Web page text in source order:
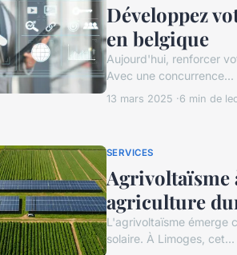
Développez
en belgique
Aujourd'hui, renforcer
Avec une concurrence...
13 mars 2025 6 min de
SERVICES
Agrivoltaïsme
agriculture
L'agrivoltaïsme émerge
solaire. À Limoges, cet...